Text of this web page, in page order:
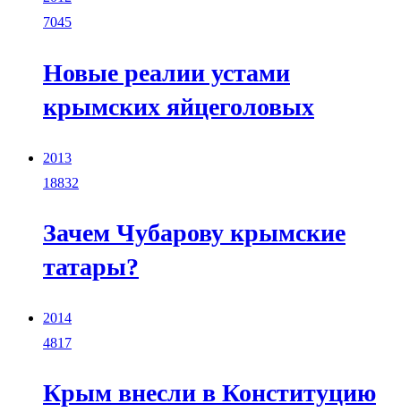
7045
Новые реалии устами
крымских яйцеголовых
2013
18832
Зачем Чубарову крымские
татары?
2014
4817
Крым внесли в Конституцию